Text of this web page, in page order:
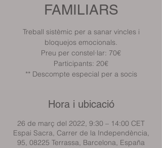
FAMILIARS
Treball sistèmic per a sanar vincles i
bloquejos emocionals.
Preu per constel·lar: 70€
Participants: 20€
** Descompte especial per a socis
Hora i ubicació
26 de març del 2022, 9:30 – 14:00 CET
Espai Sacra, Carrer de la Independència,
95, 08225 Terrassa, Barcelona, España